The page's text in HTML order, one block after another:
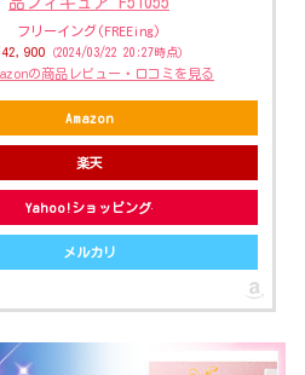
フリーイング(FREEing)
42,900 （2024/03/22 20:27時点）
の商品レビュー・口コミを見る
Amazon
楽天
Yahoo!ショッピング
メルカリ